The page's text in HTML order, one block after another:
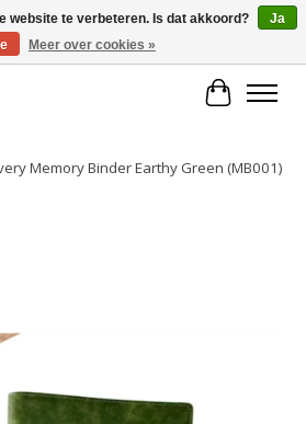
fast shipping!
Memory Binder Earthy Green (MB001)
website te verbeteren. Is dat akkoord?
Ja
Meer over cookies »